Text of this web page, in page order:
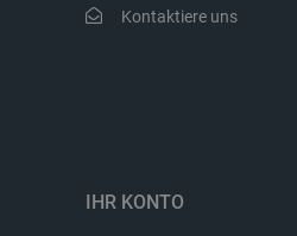
Kontaktiere uns
IHR KONTO